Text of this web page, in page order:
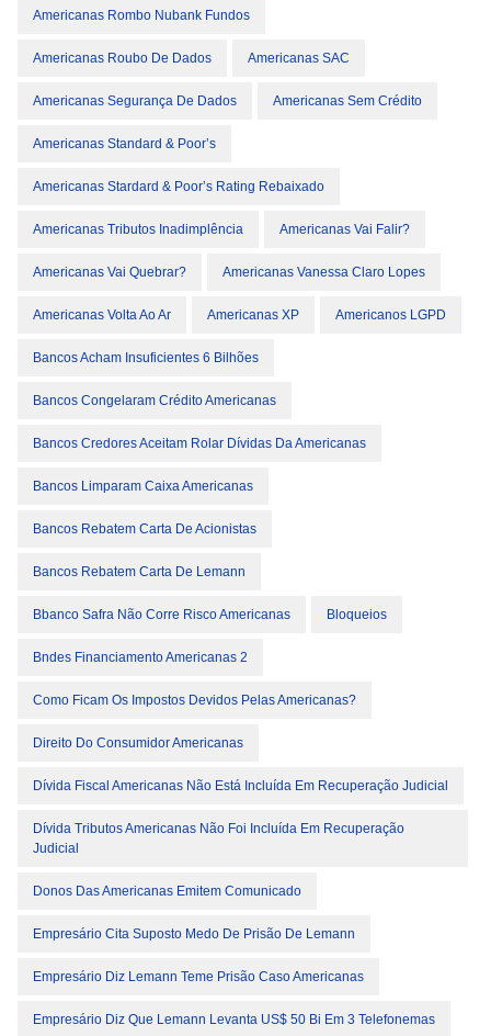
Americanas Rombo Nubank Fundos
Americanas Roubo De Dados Americanas SAC
Americanas Segurança De Dados Americanas Sem Crédito
Americanas Standard & Poor’s
Americanas Stardard & Poor’s Rating Rebaixado
Americanas Tributos Inadimplência Americanas Vai Falir?
Americanas Vai Quebrar? Americanas Vanessa Claro Lopes
Americanas Volta Ao Ar Americanas XP Americanos LGPD
Bancos Acham Insuficientes 6 Bilhões
Bancos Congelaram Crédito Americanas
Bancos Credores Aceitam Rolar Dívidas Da Americanas
Bancos Limparam Caixa Americanas
Bancos Rebatem Carta De Acionistas
Bancos Rebatem Carta De Lemann
Bbanco Safra Não Corre Risco Americanas Bloqueios
Bndes Financiamento Americanas 2
Como Ficam Os Impostos Devidos Pelas Americanas?
Direito Do Consumidor Americanas
Dívida Fiscal Americanas Não Está Incluída Em Recuperação Judicial
Dívida Tributos Americanas Não Foi Incluída Em Recuperação
Judicial
Donos Das Americanas Emitem Comunicado
Empresário Cita Suposto Medo De Prisão De Lemann
Empresário Diz Lemann Teme Prisão Caso Americanas
Empresário Diz Que Lemann Levanta US$ 50 Bi Em 3 Telefonemas